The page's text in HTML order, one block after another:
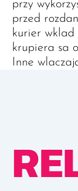
przy
przed
kurier wklad
krupiera sa
Inne